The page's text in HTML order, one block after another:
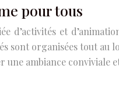
pour tous
d’activités et
sont organisées tout
une ambiance conviviale